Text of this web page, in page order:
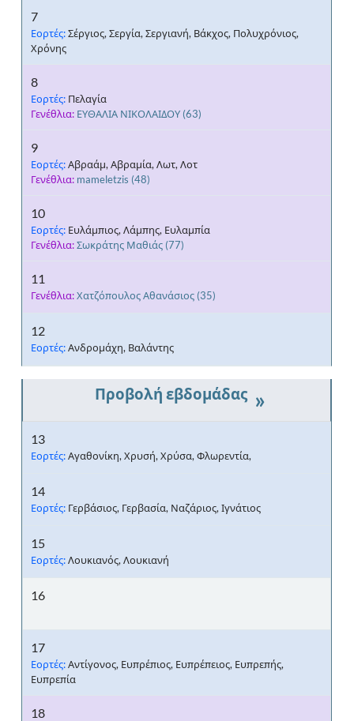
7
Εορτές:Σέργιος, Σεργία, Σεργιανή, Βάκχος, Πολυχρόνιος,
Χρόνης
8
Εορτές: Πελαγία
Γενέθλια: ΕΥΘΑΛΙΑ ΝΙΚΟΛΑΙΔΟΥ (63)
9
Εορτές:Αβραάμ, Αβραμία, Λωτ, Λοτ
Γενέθλια: mameletzis (48)
10
Εορτές: Ευλάμπιος, Λάμπης, Ευλαμπία
Γενέθλια:Σωκράτης Μαθιάς (77)
11
Γενέθλια:Χατζόπουλος Αθανάσιος (35)
12
Εορτές:Ανδρομάχη, Βαλάντης
»
13
Εορτές:Αγαθονίκη, Χρυσή, Χρύσα, Φλωρεντία,
14
Εορτές: Γερβάσιος, Γερβασία, Ναζάριος, Ιγνάτιος
15
Εορτές:Λουκιανός, Λουκιανή
16
17
Εορτές:Αντίγονος, Ευπρέπιος, Ευπρέπειος, Ευπρεπής,
Ευπρεπία
18